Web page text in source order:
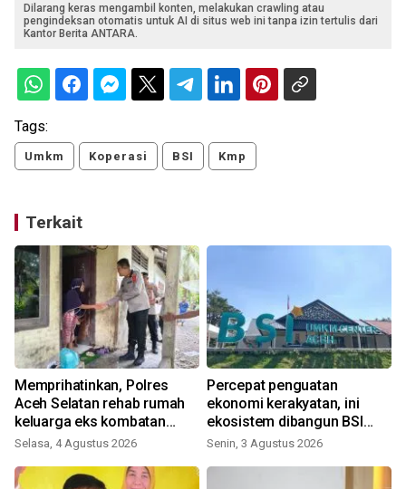
Dilarang keras mengambil konten, melakukan crawling atau
pengindeksan otomatis untuk AI di situs web ini tanpa izin tertulis dari
Kantor Berita ANTARA.
Tags:
Umkm Koperasi BSI Kmp
Terkait
Memprihatinkan, Polres
Aceh Selatan rehab rumah
keluarga eks kombatan
GAM
Selasa, 4 Agustus 2026
Percepat penguatan
ekonomi kerakyatan, ini
ekosistem dibangun BSI
bersama Danantara
Senin, 3 Agustus 2026